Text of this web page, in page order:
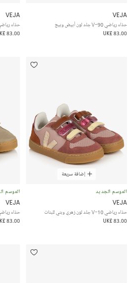
VEJA
حذاء رياضي V-90 جلد لون أبيض وبيج
UK£ 83.00
VEJA
حذاء
83.00
إضافة سريعة
الموسم الجديد
VEJA
حذاء رياضي V-10 جلد لون زهري وبني للبنات
UK£ 83.00
الموسم
VEJA
حذاء
83.00